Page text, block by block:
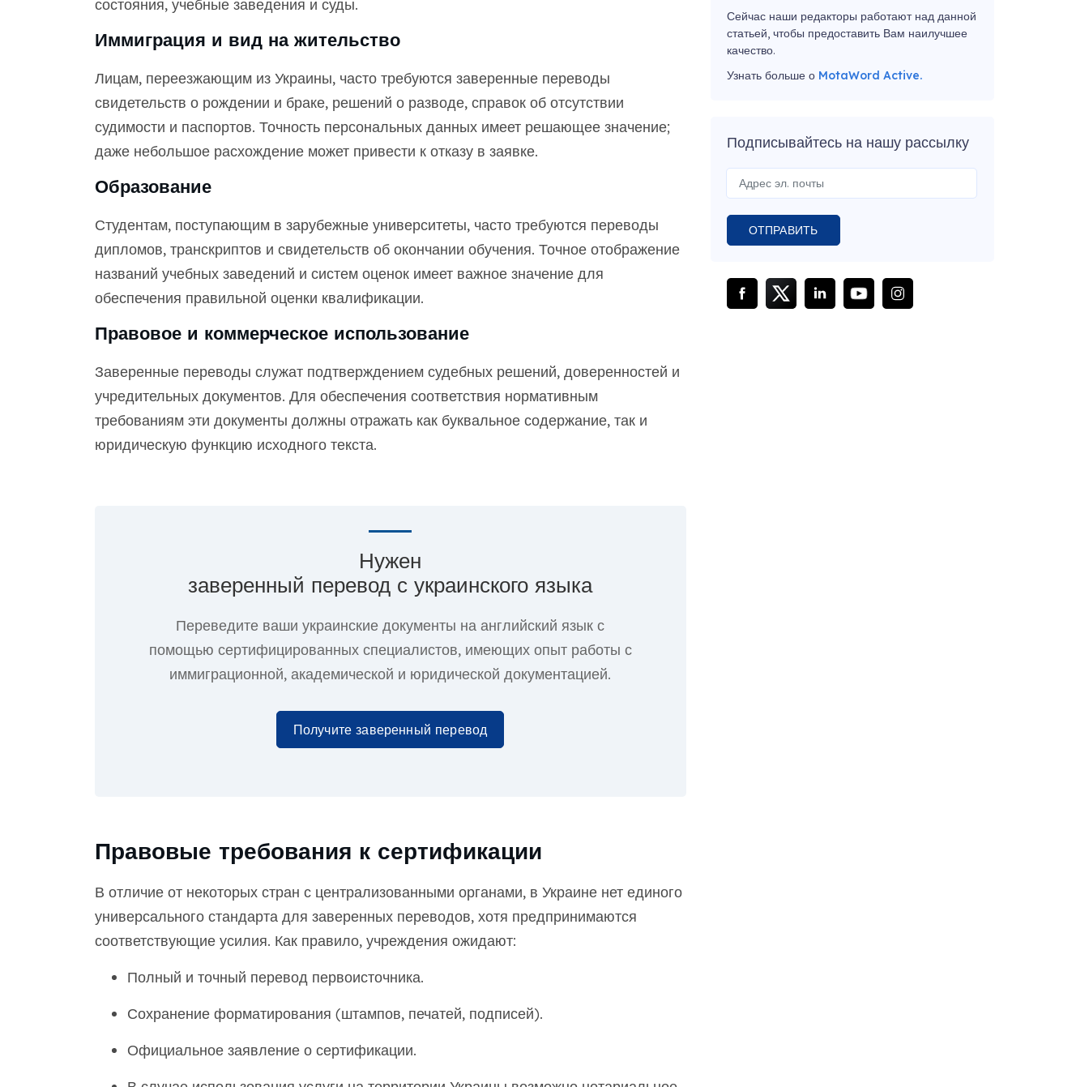
состояния, учебные заведения и суды.
Иммиграция и вид на жительство
Лицам, переезжающим из Украины, часто требуются заверенные переводы
свидетельств о рождении и браке, решений о разводе, справок об отсутствии
судимости и паспортов. Точность персональных данных имеет решающее значение;
даже небольшое расхождение может привести к отказу в заявке.
Образование
Студентам, поступающим в зарубежные университеты, часто требуются переводы
дипломов, транскриптов и свидетельств об окончании обучения. Точное отображение
названий учебных заведений и систем оценок имеет важное значение для
обеспечения правильной оценки квалификации.
Правовое и коммерческое использование
Заверенные переводы служат подтверждением судебных решений, доверенностей и
учредительных документов. Для обеспечения соответствия нормативным
требованиям эти документы должны отражать как буквальное содержание, так и
юридическую функцию исходного текста.
Нужен
заверенный перевод с украинского языка
Переведите ваши украинские документы на английский язык с
помощью сертифицированных специалистов, имеющих опыт работы с
иммиграционной, академической и юридической документацией.
Получите заверенный перевод
Правовые требования к сертификации
В отличие от некоторых стран с централизованными органами, в Украине нет единого
универсального стандарта для заверенных переводов, хотя предпринимаются
соответствующие усилия. Как правило, учреждения ожидают:
Полный и точный перевод первоисточника.
Сохранение форматирования (штампов, печатей, подписей).
Официальное заявление о сертификации.
Сейчас наши редакторы работают над данной
статьей, чтобы предоставить Вам наилучшее
качество.
Узнать больше о MotaWord Active.
Подписывайтесь на нашу рассылку
ОТПРАВИТЬ